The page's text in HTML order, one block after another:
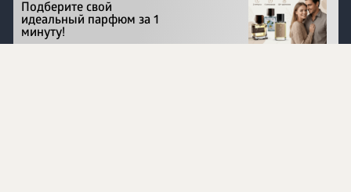
Перейти на сайт
Подберите свой
идеальный парфюм за 1
минуту!